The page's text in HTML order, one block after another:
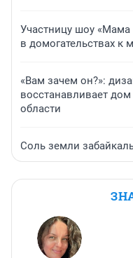
Участницу шоу «Мама
в домогательствах к
«Вам зачем он?»:
восстанавливает
области
Соль земли